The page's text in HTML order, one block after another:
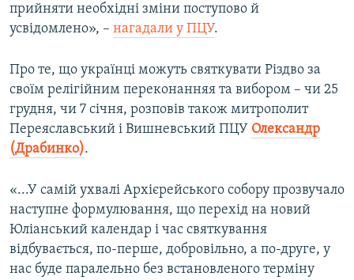
прийняти необхідні зміни поступово й
усвідомлено», – нагадали у ПЦУ.
Про те, що українці можуть святкувати Різдво за
своїм релігійним переконанняя та вибором – чи 25
грудня, чи 7 січня, розповів також митрополит
Переяславський і Вишневський ПЦУ Олександр
(Драбинко).
«...У самій ухвалі Архієрейського собору прозвучало
наступне формулювання, що перехід на новий
Юліанський календар і час святкування
відбувається, по-перше, добровільно, а по-друге, у
нас буде паралельно без встановленого терміну